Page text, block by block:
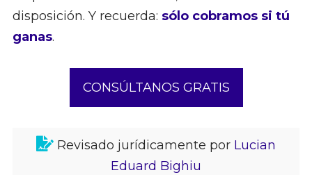
disposición. Y recuerda: sólo cobramos si tú
ganas.
CONSÚLTANOS GRATIS
Revisado jurídicamente por Lucian
Eduard Bighiu